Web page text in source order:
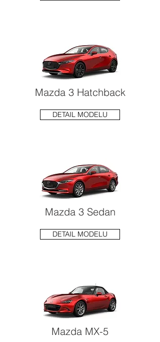
Mazda 3 Hatchback
DETAIL MODELU
Mazda 3 Sedan
DETAIL MODELU
Mazda MX-5